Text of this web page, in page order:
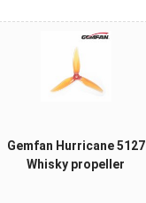
Gemfan Hurricane 5127
Whisky propeller